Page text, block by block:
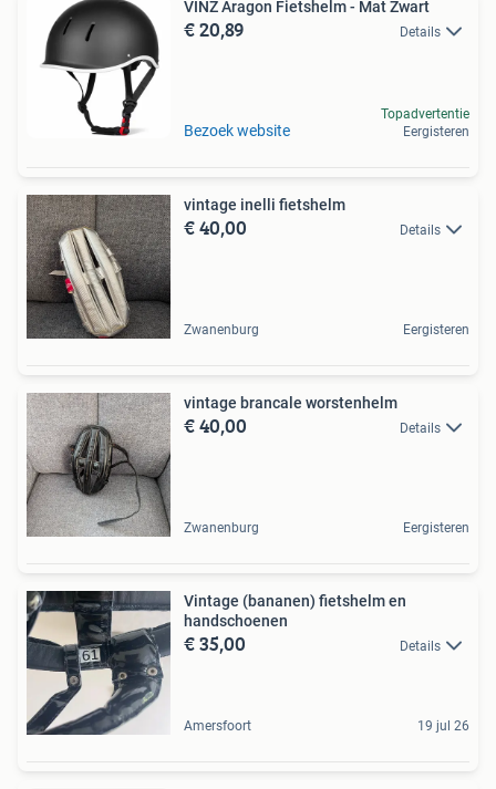
VINZ Aragon Fietshelm - Mat Zwart
€ 20,89 Details
Bezoek website
Topadvertentie
Eergisteren
vintage inelli fietshelm
€ 40,00 Details
Zwanenburg Eergisteren
vintage brancale worstenhelm
€ 40,00 Details
Zwanenburg Eergisteren
Vintage (bananen) fietshelm en
handschoenen
€ 35,00 Details
Amersfoort 19 jul 26